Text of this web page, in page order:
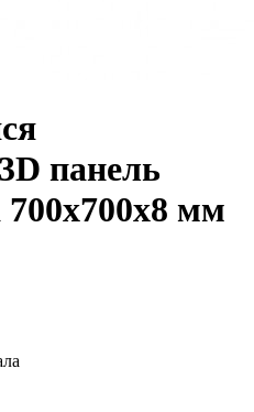
панель
700x700x8 мм